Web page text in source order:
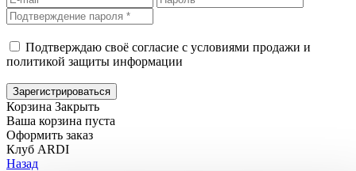
Подтверждаю своё согласие с условиями продажи и
политикой защиты информации
Зарегистрироваться
Корзина Закрыть
Ваша корзина пуста
Оформить заказ
Клуб ARDI
Назад